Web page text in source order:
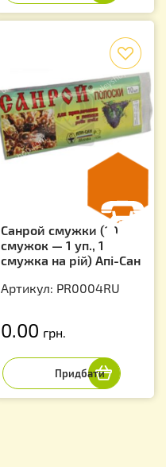
Санрой смужки (10
смужок — 1 уп., 1
смужка на рій) Апі-Сан
Артикул: PR0004RU
0.00 грн.